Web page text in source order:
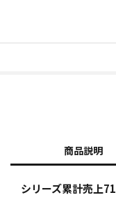
商品説明
シリーズ累計売上